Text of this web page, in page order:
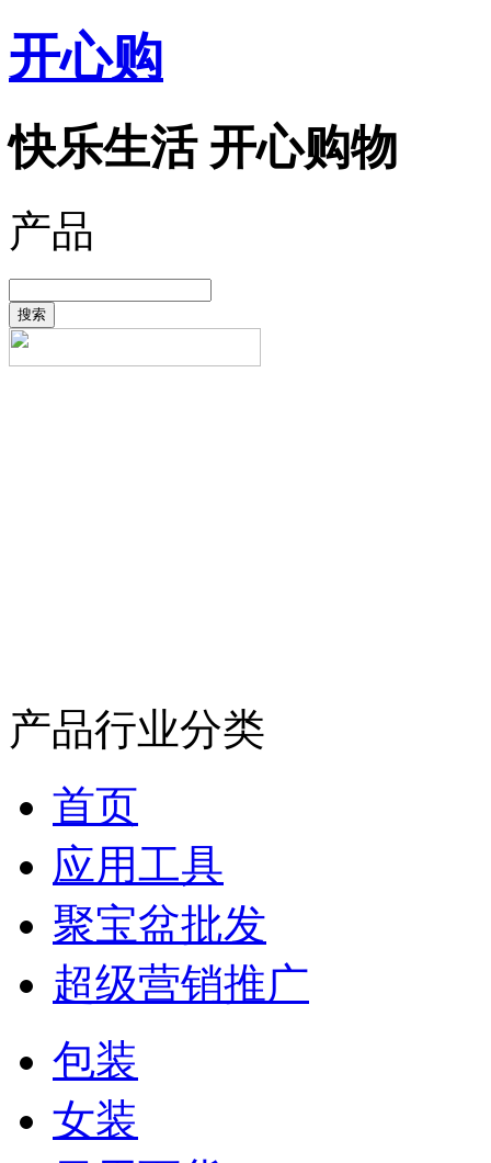
开心购
快乐生活 开心购物
产品
搜索
产品行业分类
首页
应用工具
聚宝盆批发
超级营销推广
包装
女装